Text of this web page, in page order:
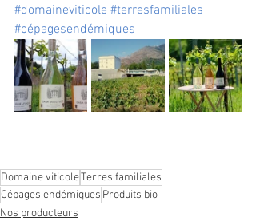
#domaineviticole #terresfamiliales
#cépagesendémiques
Domaine viticoleTerres familiales
Cépages endémiques Produits bio
Nos producteurs